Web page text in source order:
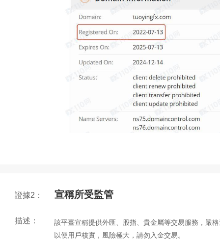
證據2： 宣稱所受監管
描述：
該平臺宣稱提供外匯、股指、貴金屬等交易服務，嚴
以便用戶核實，風險極大，請勿入金交易。